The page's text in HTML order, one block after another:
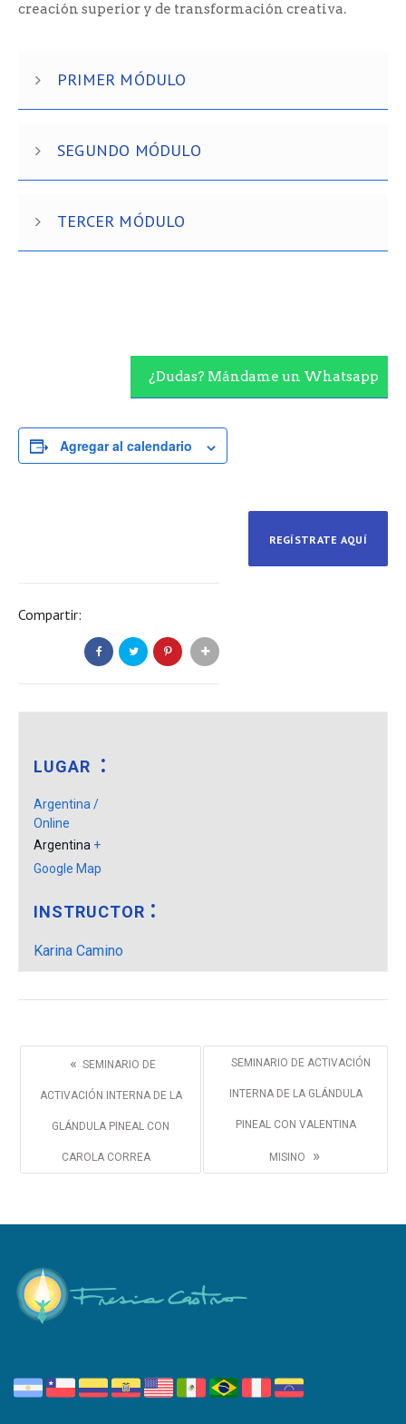
creación superior y de transformación creativa.
PRIMER MÓDULO
SEGUNDO MÓDULO
TERCER MÓDULO
¿Dudas? Mándame un Whatsapp
Agregar al calendario
REGÍSTRATE AQUÍ
LUGAR
Argentina /
Online
Argentina +
Google Map
INSTRUCTOR
Karina Camino
Compartir:
« SEMINARIO DE
ACTIVACIÓN INTERNA DE LA
GLÁNDULA PINEAL CON
CAROLA CORREA
SEMINARIO DE ACTIVACIÓN
INTERNA DE LA GLÁNDULA
PINEAL CON VALENTINA
MISINO »